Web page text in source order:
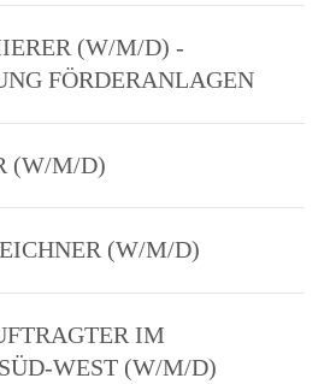
(W/M/D) -
FÖRDERANLAGEN
(W/M/D)
(W/M/D)
IM
WEST (W/M/D)